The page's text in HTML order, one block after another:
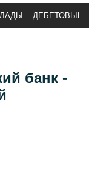
ДЕБЕТОВЫЕ
банк -